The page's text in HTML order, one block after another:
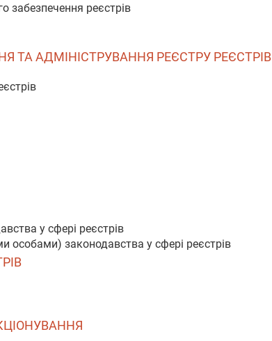
забезпечення реєстрів
ТА АДМІНІСТРУВАННЯ РЕЄСТРУ РЕЄСТРІВ
у сфері реєстрів
особами) законодавства у сфері реєстрів